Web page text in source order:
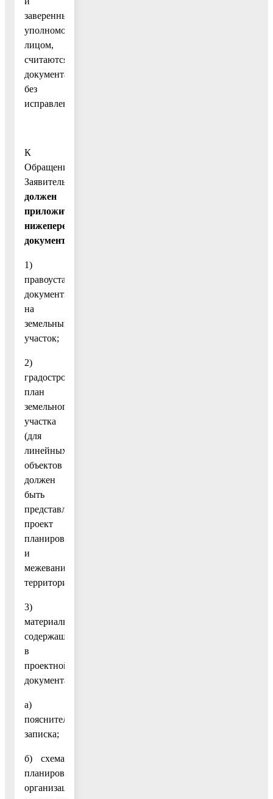
заверенные
уполномоченным
лицом,
считаются
документами
без
исправлений.
К
Обращению
Заявитель
должен
приложить
нижеперечисленные
документы:
1)
правоустанавливающие
документы
на
земельный
участок;
2)
градостроительный
план
земельного
участка
(для
линейных
объектов
должен
быть
представлен
проект
планировки
и
межевания
территории);
3)
материалы,
содержащиеся
в
проектной
документации:
а)
пояснительная
записка;
б) схема
планировочной
организации